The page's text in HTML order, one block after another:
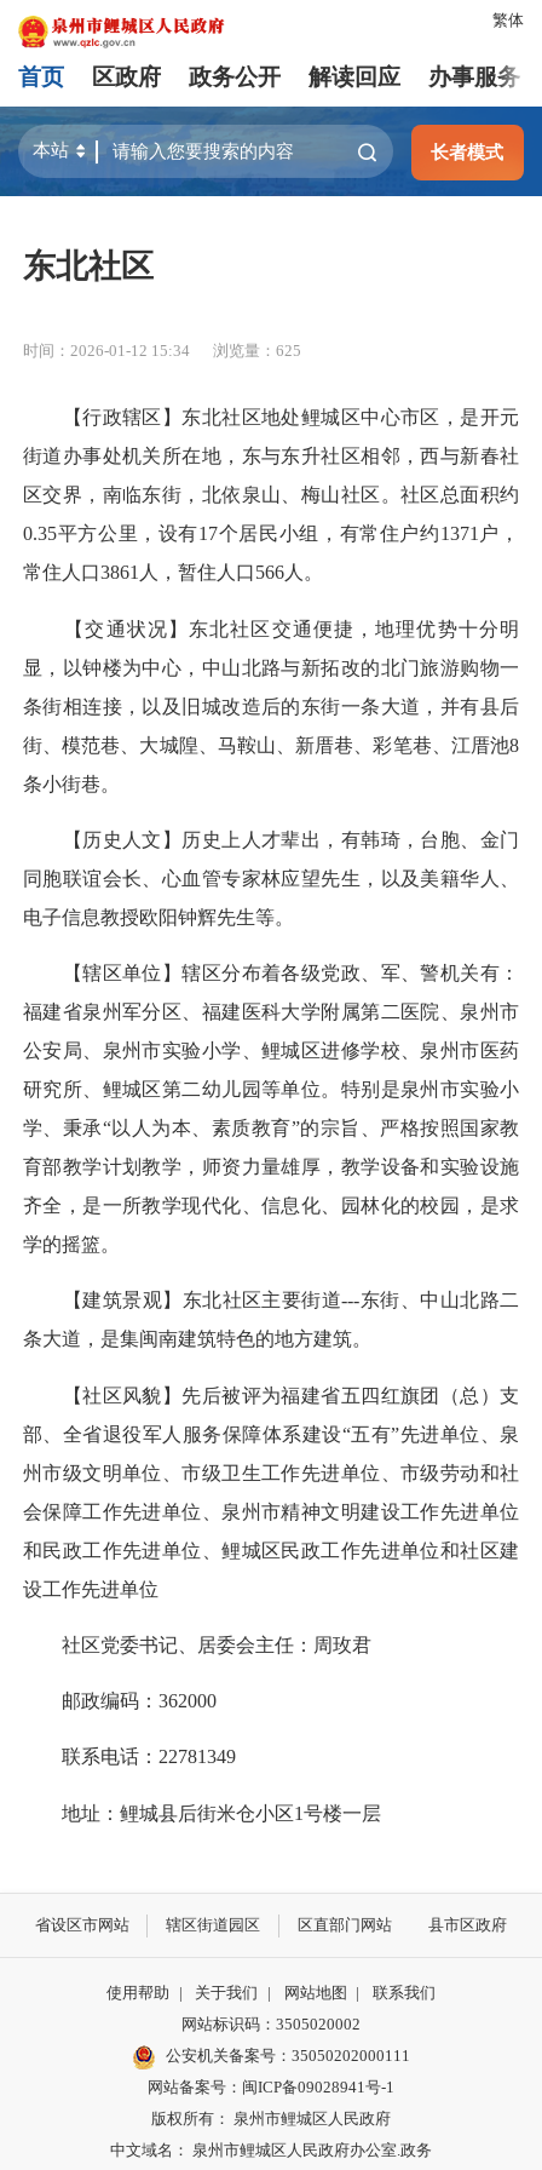
繁体
首页 区政府 政务公开 解读回应 办事服务
长者模式
东北社区
时间：2026-01-12 15:34 浏览量： 625
【行政辖区】东北社区地处鲤城区中心市区，是开元
街道办事处机关所在地，东与东升社区相邻，西与新春社
区交界，南临东街，北依泉山、梅山社区。社区总面积约
0.35平方公里，设有17个居民小组，有常住户约1371户，
常住人口3861人，暂住人口566人。
【交通状况】东北社区交通便捷，地理优势十分明
显，以钟楼为中心，中山北路与新拓改的北门旅游购物一
条街相连接，以及旧城改造后的东街一条大道，并有县后
街、模范巷、大城隍、马鞍山、新厝巷、彩笔巷、江厝池8
条小街巷。
【历史人文】历史上人才辈出，有韩琦，台胞、金门
同胞联谊会长、心血管专家林应望先生，以及美籍华人、
电子信息教授欧阳钟辉先生等。
【辖区单位】辖区分布着各级党政、军、警机关有：
福建省泉州军分区、福建医科大学附属第二医院、泉州市
公安局、泉州市实验小学、鲤城区进修学校、泉州市医药
研究所、鲤城区第二幼儿园等单位。特别是泉州市实验小
学、秉承“以人为本、素质教育”的宗旨、严格按照国家教
育部教学计划教学，师资力量雄厚，教学设备和实验设施
齐全，是一所教学现代化、信息化、园林化的校园，是求
学的摇篮。
【建筑景观】东北社区主要街道---东街、中山北路二
条大道，是集闽南建筑特色的地方建筑。
【社区风貌】先后被评为福建省五四红旗团（总）支
部、全省退役军人服务保障体系建设“五有”先进单位、泉
州市级文明单位、市级卫生工作先进单位、市级劳动和社
会保障工作先进单位、泉州市精神文明建设工作先进单位
和民政工作先进单位、鲤城区民政工作先进单位和社区建
设工作先进单位
社区党委书记、居委会主任：周玫君
邮政编码：362000
联系电话：22781349
地址：鲤城县后街米仓小区1号楼一层
省设区市网站 辖区街道园区 区直部门网站 县市区政府
使用帮助 | 关于我们 | 网站地图 |
联系我们
网站标识码：3505020002
公安机关备案号：35050202000111
网站备案号：闽ICP备09028941号-1
版权所有： 泉州市鲤城区人民政府
中文域名： 泉州市鲤城区人民政府办公室.政务